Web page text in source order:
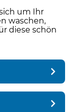
um Ihr
waschen,
diese schön